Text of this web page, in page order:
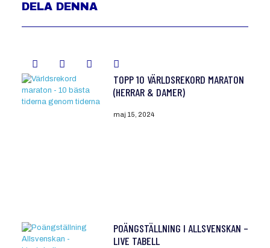
DELA DENNA
TOPP 10 VÄRLDSREKORD MARATON
(HERRAR & DAMER)
maj 15, 2024
POÄNGSTÄLLNING I ALLSVENSKAN –
LIVE TABELL